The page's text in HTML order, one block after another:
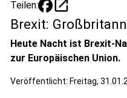
Teilen: open_in_new
Brexit:
Heute Nacht ist Brexit-
zur Europäischen Union.
Veröffentlicht: Freitag,